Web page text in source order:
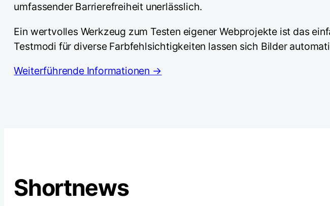
umfassender Barrierefreiheit unerlässlich.
Ein wertvolles Werkzeug zum Testen eigener Webprojekte ist das
Testmodi für diverse Farbfehlsichtigkeiten lassen sich Bilder
Weiterführende Informationen →
Shortnews